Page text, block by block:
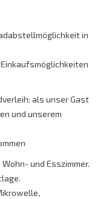
in
Einkaufsmöglichkeiten
als unser Gast
und unserem
und Esszimmer.